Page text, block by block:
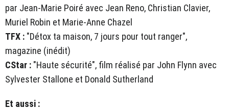
par Jean-Marie Poiré avec Jean Reno, Christian Clavier,
Muriel Robin et Marie-Anne Chazel
TFX : "Détox ta maison, 7 jours pour tout ranger",
magazine (inédit)
CStar : "Haute sécurité", film réalisé par John Flynn avec
Sylvester Stallone et Donald Sutherland
Et aussi :